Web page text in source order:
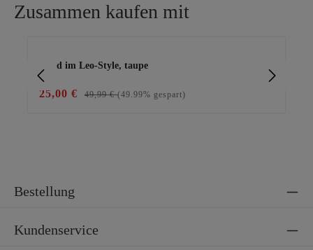
Zusammen kaufen mit
Kleid im Leo-Style, taupe
25,00 € 49,99 €(49.99% gespart)
Bestellung
Kundenservice